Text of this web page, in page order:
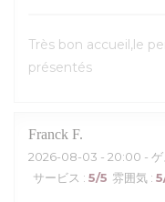
Très bon accueil,le
présentés
Franck F
2026-08-03 - 20:00 - ゲ
サービス : 5/5 雰囲気 : 5